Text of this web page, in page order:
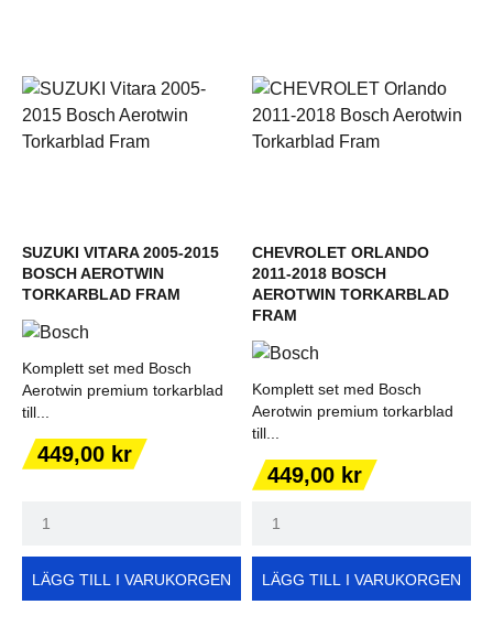
SUZUKI VITARA 2005-2015
BOSCH AEROTWIN
TORKARBLAD FRAM
Komplett set med Bosch
Aerotwin premium torkarblad
till...
Pris
449,00 kr
LÄGG TILL I VARUKORGEN
CHEVROLET ORLANDO
2011-2018 BOSCH
AEROTWIN TORKARBLAD
FRAM
Komplett set med Bosch
Aerotwin premium torkarblad
till...
Pris
449,00 kr
LÄGG TILL I VARUKORGEN